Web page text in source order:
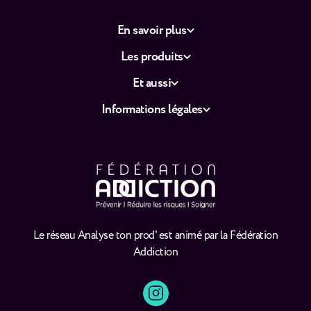
Le réseau Analyse ton prod' est animé par la Fédération
Addiction
En savoir plus
Les produits
Et aussi
Informations légales